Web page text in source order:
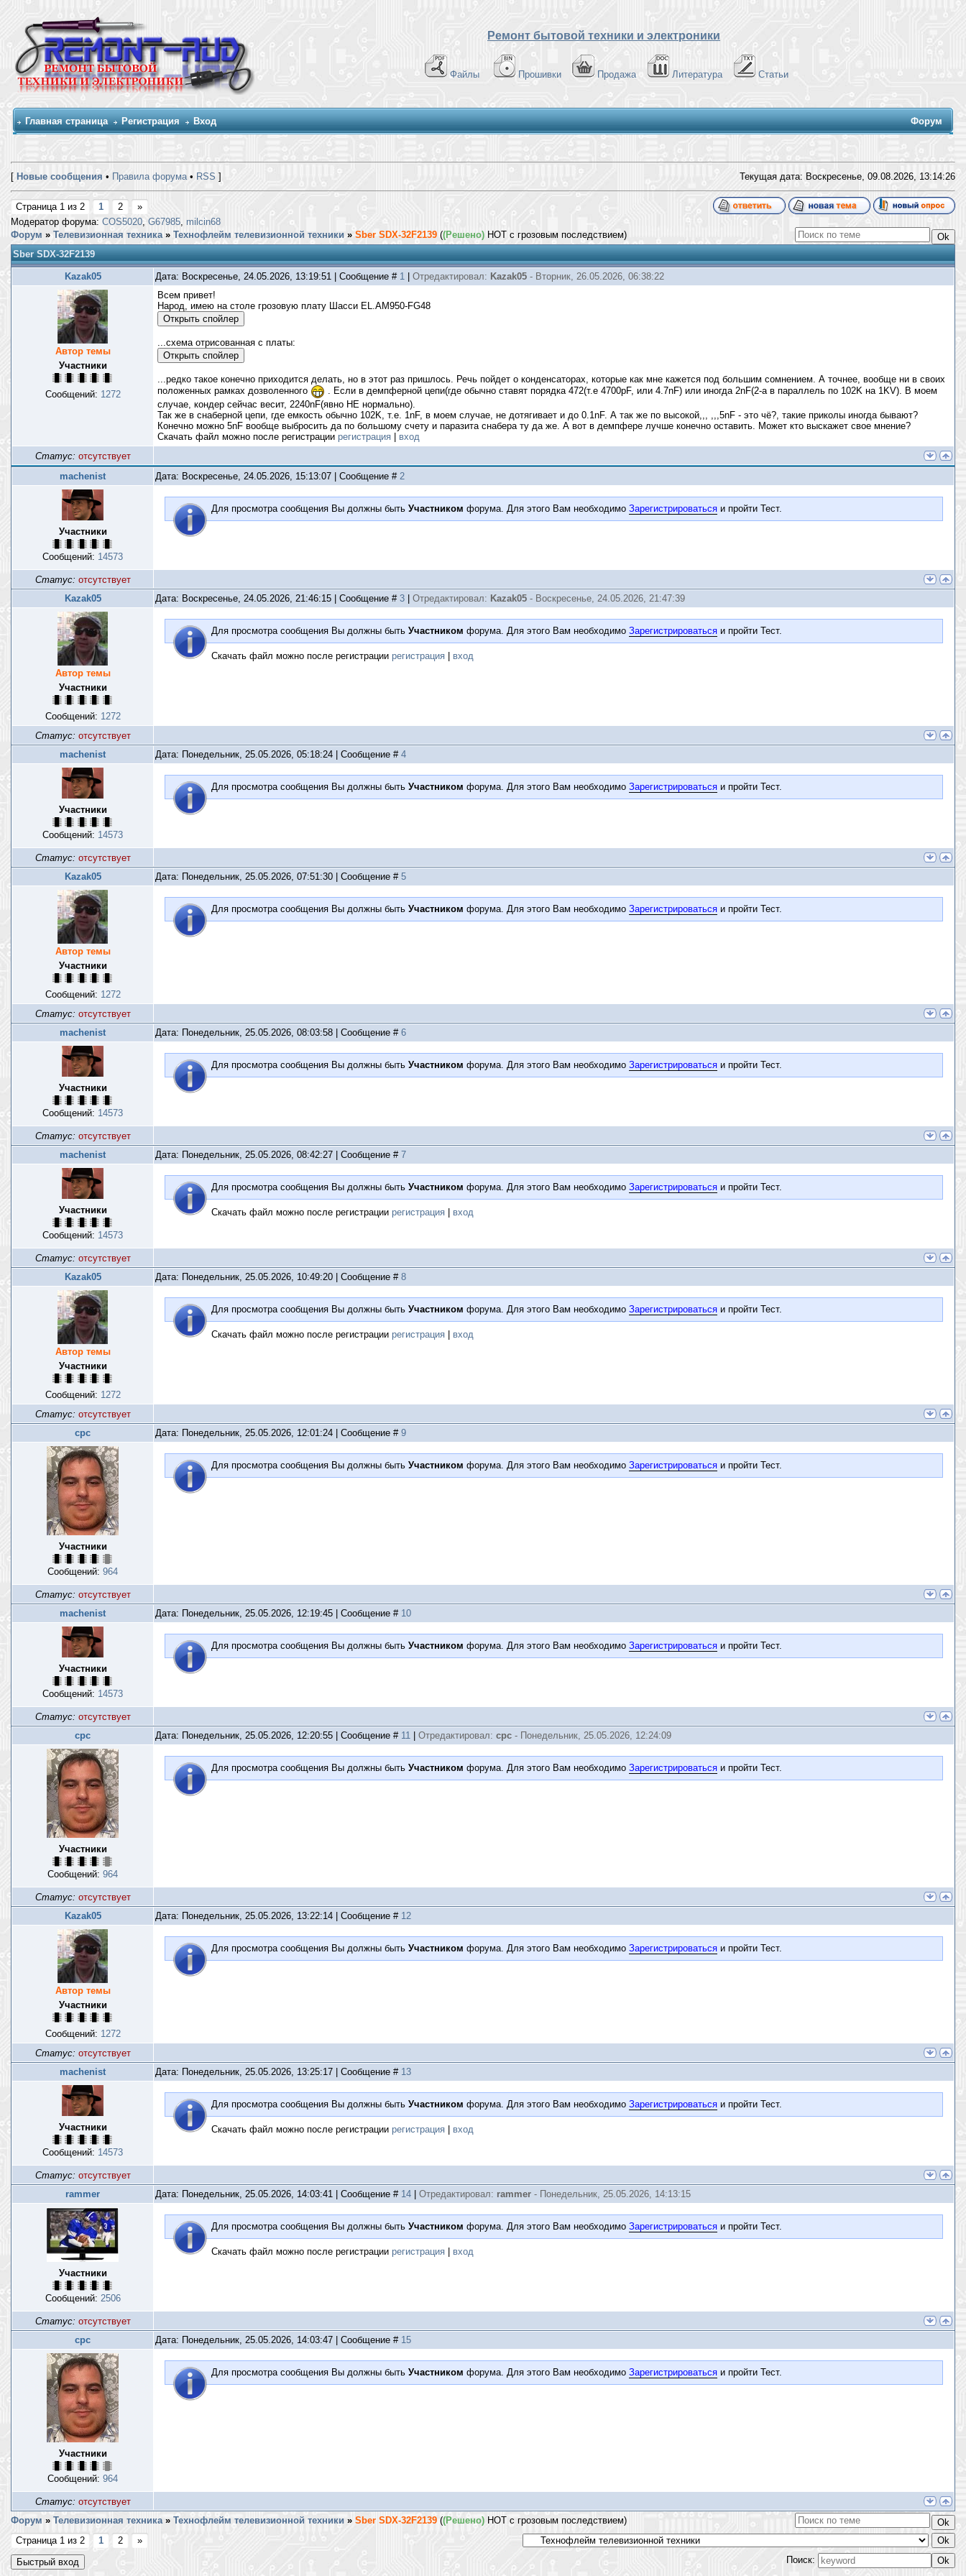
Ремонт бытовой техники и электроники
Файлы Прошивки Продажа Литература Статьи
Главная страница Регистрация Вход Форум
[ Новые сообщения • Правила форума• RSS ] Текущая дата: Воскресенье, 09.08.2026, 13:14:27
Страница 1 из 2 1 2
»
Модератор форума: COS5020, G67985, milcin68
Форум » Телевизионная техника » Технофлейм телевизионной техники » Sber SDX-32F2139 ((Решено) HOT с грозовым последствием)
Sber SDX-32F2139
Kazak05 Дата: Воскресенье, 24.05.2026, 13:19:51 | Сообщение # 1 Отредактировал: Kazak05 - Вторник, 26.05.2026, 06:38:22
Автор темы
Участники
Сообщений: 1272
Всем привет!
Народ, имею на столе грозовую плату Шасси EL.AM950-FG48
...схема отрисованная с платы:
...редко такое конечно приходится делать, но в этот раз пришлось. Речь пойдет о конденсаторах, которые как мне кажется под большим сомнением. А точнее, вообще ни в своих
положенных рамках дозволенного
. Если в демпферной цепи(где обычно ставят порядка 472(т.е 4700pF, или 4.7nF) или иногда 2nF(2-а в параллель по 102K на 1KV). В моем
случае, кондер сейчас весит, 2240nF(явно НЕ нормально).
Так же в снаберной цепи, где емкость обычно 102K, т.е. 1nF, в моем случае, не дотягивает и до 0.1nF. А так же по высокой,,, ,,,5nF - это чё?, такие приколы иногда бывают?
Конечно можно 5nF вообще выбросить да по большому счету и паразита снабера ту да же. А вот в демпфере лучше конечно оставить. Может кто выскажет свое мнение?
Скачать файл можно после регистрации регистрация
вход
Статус: отсутствует
machenist
Дата: Воскресенье, 24.05.2026, 15:13:07 | Сообщение # 2
Участники
Сообщений: 14573
Для просмотра сообщения Вы должны быть Участником форума. Для этого Вам необходимо Зарегистрироваться и пройти Тест.
Статус: отсутствует
Kazak05
Дата: Воскресенье, 24.05.2026, 21:46:15 | Сообщение # 3 Отредактировал: Kazak05 - Воскресенье, 24.05.2026, 21:47:39
Автор темы
Участники
Сообщений: 1272
Для просмотра сообщения Вы должны быть Участником форума. Для этого Вам необходимо Зарегистрироваться и пройти Тест.
Скачать файл можно после регистрации регистрация вход
Статус: отсутствует
machenist
Дата: Понедельник, 25.05.2026, 05:18:24 | Сообщение # 4
Участники
Сообщений: 14573
Для просмотра сообщения Вы должны быть Участником форума. Для этого Вам необходимо Зарегистрироваться и пройти Тест.
Статус: отсутствует
Kazak05
Дата: Понедельник, 25.05.2026, 07:51:30 | Сообщение # 5
Автор темы
Участники
Сообщений: 1272
Для просмотра сообщения Вы должны быть Участником форума. Для этого Вам необходимо Зарегистрироваться и пройти Тест.
Статус: отсутствует
machenist
Дата: Понедельник, 25.05.2026, 08:03:58 | Сообщение # 6
Участники
Сообщений: 14573
Для просмотра сообщения Вы должны быть Участником форума. Для этого Вам необходимо Зарегистрироваться и пройти Тест.
Статус: отсутствует
machenist
Дата: Понедельник, 25.05.2026, 08:42:27 | Сообщение # 7
Участники
Сообщений: 14573
Для просмотра сообщения Вы должны быть Участником форума. Для этого Вам необходимо Зарегистрироваться и пройти Тест.
Скачать файл можно после регистрации регистрация вход
Статус: отсутствует
Kazak05
Дата: Понедельник, 25.05.2026, 10:49:20 | Сообщение # 8
Автор темы
Участники
Сообщений: 1272
Для просмотра сообщения Вы должны быть Участником форума. Для этого Вам необходимо Зарегистрироваться и пройти Тест.
Скачать файл можно после регистрации регистрация вход
Статус: отсутствует
срс
Дата: Понедельник, 25.05.2026, 12:01:24 | Сообщение # 9
Участники
Сообщений: 964
Для просмотра сообщения Вы должны быть Участником форума. Для этого Вам необходимо Зарегистрироваться и пройти Тест.
Статус: отсутствует
machenist
Дата: Понедельник, 25.05.2026, 12:19:45 | Сообщение # 10
Участники
Сообщений: 14573
Для просмотра сообщения Вы должны быть Участником форума. Для этого Вам необходимо Зарегистрироваться и пройти Тест.
Статус: отсутствует
срс
Дата: Понедельник, 25.05.2026, 12:20:55 | Сообщение # 11 Отредактировал: срс - Понедельник, 25.05.2026, 12:24:09
Участники
Сообщений: 964
Для просмотра сообщения Вы должны быть Участником форума. Для этого Вам необходимо Зарегистрироваться и пройти Тест.
Статус: отсутствует
Kazak05
Дата: Понедельник, 25.05.2026, 13:22:14 | Сообщение # 12
Автор темы
Участники
Сообщений: 1272
Для просмотра сообщения Вы должны быть Участником форума. Для этого Вам необходимо Зарегистрироваться и пройти Тест.
Статус: отсутствует
machenist
Дата: Понедельник, 25.05.2026, 13:25:17 | Сообщение # 13
Участники
Сообщений: 14573
Для просмотра сообщения Вы должны быть Участником форума. Для этого Вам необходимо Зарегистрироваться и пройти Тест.
Скачать файл можно после регистрации регистрация вход
Статус: отсутствует
rammer
Дата: Понедельник, 25.05.2026, 14:03:41 | Сообщение # 14 Отредактировал: rammer - Понедельник, 25.05.2026, 14:13:15
Участники
Сообщений: 2506
Для просмотра сообщения Вы должны быть Участником форума. Для этого Вам необходимо Зарегистрироваться и пройти Тест.
Скачать файл можно после регистрации регистрация вход
Статус: отсутствует
срс
Дата: Понедельник, 25.05.2026, 14:03:47 | Сообщение # 15
Участники
Сообщений: 964
Для просмотра сообщения Вы должны быть Участником форума. Для этого Вам необходимо Зарегистрироваться и пройти Тест.
Статус: отсутствует
Форум » Телевизионная техника » Технофлейм телевизионной техники » Sber SDX-32F2139 ((Решено) HOT с грозовым последствием)
Страница 1 из 2 1 2
»
Поиск: